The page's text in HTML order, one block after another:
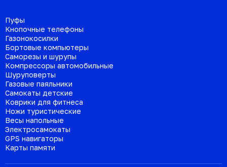
Пуфы
Кнопочные телефоны
Газонокосилки
Бортовые компьютеры
Саморезы и шурупы
Компрессоры автомобильные
Шуруповерты
Газовые паяльники
Самокаты детские
Коврики для фитнеса
Ножи туристические
Весы напольные
Электросамокаты
GPS навигаторы
Карты памяти